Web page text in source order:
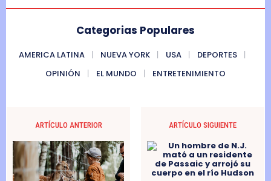
Categorias Populares
AMERICA LATINA NUEVA YORK USA
DEPORTES
OPINIÓN
EL MUNDO ENTRETENIMIENTO
ARTÍCULO ANTERIOR ARTÍCULO SIGUIENTE